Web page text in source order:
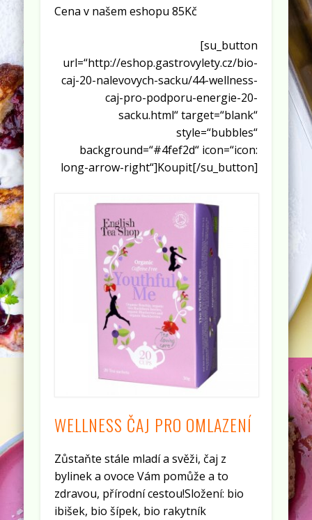
Cena v našem eshopu 85Kč
[su_button
url=“http://eshop.gastrovylety.cz/bio-
caj-20-nalevovych-sacku/44-wellness-
caj-pro-podporu-energie-20-
sacku.html“ target=“blank“
style=“bubbles“
background=“#4fef2d“ icon=“icon:
long-arrow-right“]Koupit[/su_button]
WELLNESS ČAJ PRO OMLAZENÍ
Zůstaňte stále mladí a svěži, čaj z
bylinek a ovoce Vám pomůže a to
zdravou, přírodní cestou!Složení: bio
ibišek, bio šípek, bio rakytník